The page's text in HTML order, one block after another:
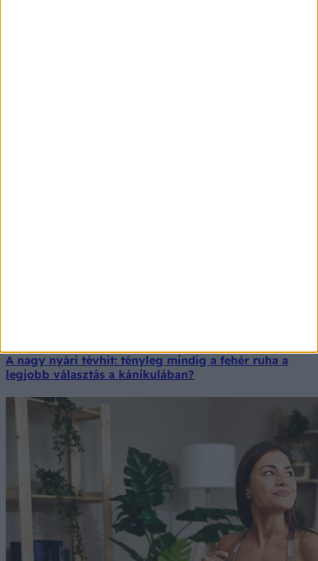
A nagy nyári tévhit: tényleg mindig a fehér ruha a
legjobb választás a kánikulában?